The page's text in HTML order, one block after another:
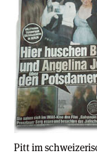
Pitt im